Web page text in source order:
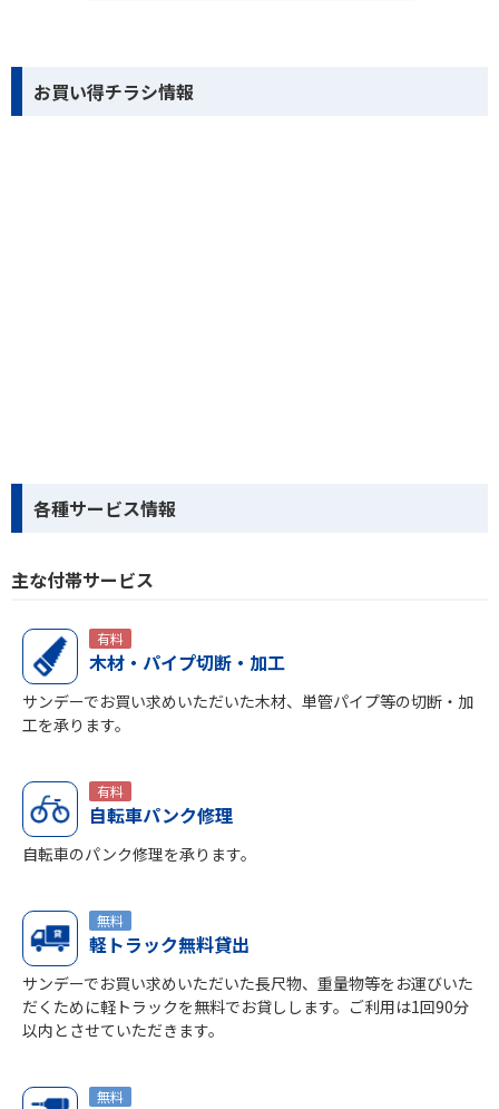
お買い得チラシ情報
各種サービス情報
主な付帯サービス
有料
木材・パイプ切断・加工
サンデーでお買い求めいただいた木材、単管パイプ等の切断・加
工を承ります。
有料
自転車パンク修理
自転車のパンク修理を承ります。
無料
軽トラック無料貸出
サンデーでお買い求めいただいた長尺物、重量物等をお運びいた
だくために軽トラックを無料でお貸しします。ご利用は1回90分
以内とさせていただきます。
無料